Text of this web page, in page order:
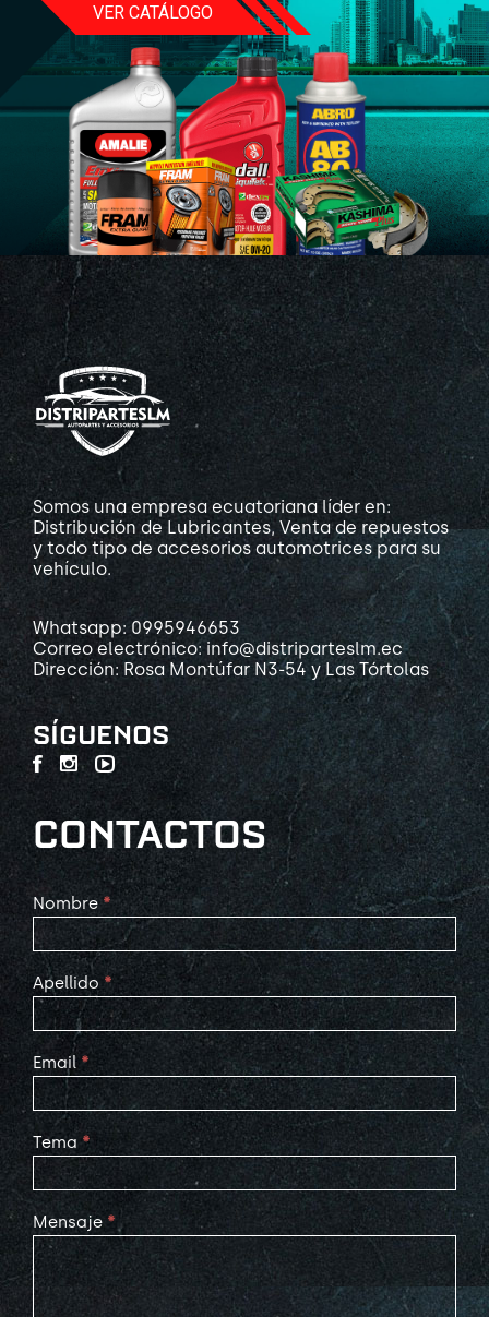
VER CATÁLOGO
Somos una empresa ecuatoriana líder en:
Distribución de Lubricantes, Venta de repuestos
y todo tipo de accesorios automotrices para su
vehículo.
Whatsapp: 0995946653
Correo electrónico: info@distriparteslm.ec
Dirección: Rosa Montúfar N3-54 y Las Tórtolas
SÍGUENOS
CONTACTOS
Contact
Us
Nombre *
Apellido *
Email *
Tema *
Mensaje *